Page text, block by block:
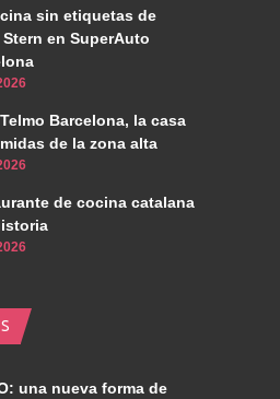
sin etiquetas de
en SuperAuto
Barcelona, la casa
de la zona alta
de cocina catalana
una nueva forma de